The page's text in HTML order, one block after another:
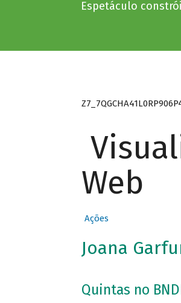
Espetáculo
Web
Ações
Joana
Quintas no